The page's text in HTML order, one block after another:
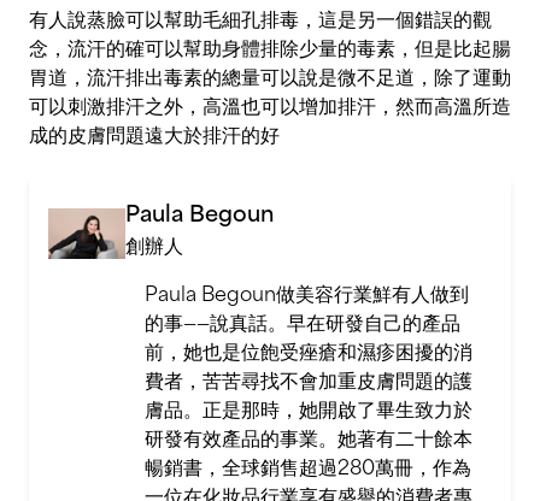
有人說蒸臉可以幫助毛細孔排毒，這是另一個錯誤的觀
念，流汗的確可以幫助身體排除少量的毒素，但是比起腸
胃道，流汗排出毒素的總量可以說是微不足道，除了運動
可以刺激排汗之外，高溫也可以增加排汗，然而高溫所造
成的皮膚問題遠大於排汗的好
Paula Begoun
創辦人
Paula Begoun做美容行業鮮有人做到
的事——說真話。早在研發自己的產品
前，她也是位飽受痤瘡和濕疹困擾的消
費者，苦苦尋找不會加重皮膚問題的護
膚品。正是那時，她開啟了畢生致力於
研發有效產品的事業。她著有二十餘本
暢銷書，全球銷售超過280萬冊，作為
一位在化妝品行業享有盛譽的消費者專